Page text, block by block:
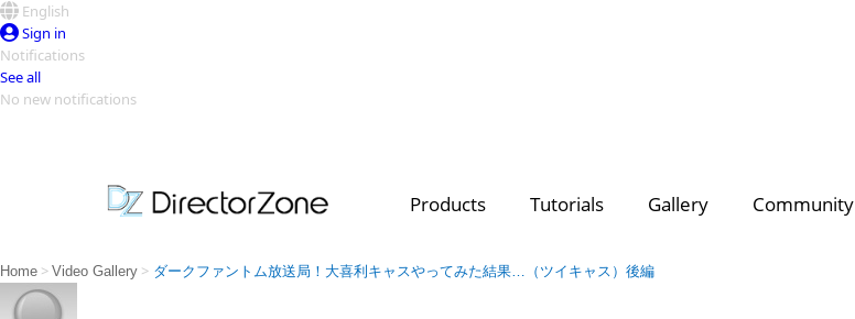
English
Sign in
Notifications
See all
No new notifications
Products Tutorials Gallery Community
PowerDirector
PowerDirector
Video Contest Gallery
Top Templates
Creators
Discover a growing collection of
Home > Video Gallery > ダークファントム放送局！大喜利キャスやってみた結果…（ツイキャス）後編